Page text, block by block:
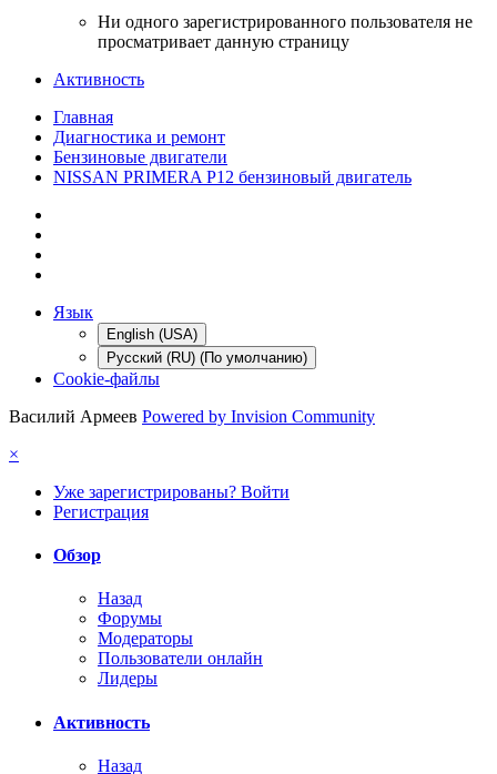
Ни одного зарегистрированного пользователя не
просматривает данную страницу
Активность
Главная
Диагностика и ремонт
Бензиновые двигатели
NISSAN PRIMERA P12 бензиновый двигатель
Язык
English (USA)
Русский (RU) (По умолчанию)
Cookie-файлы
Василий Армеев Powered by Invision Community
×
Уже зарегистрированы? Войти
Регистрация
Обзор
Назад
Форумы
Модераторы
Пользователи онлайн
Лидеры
Активность
Назад